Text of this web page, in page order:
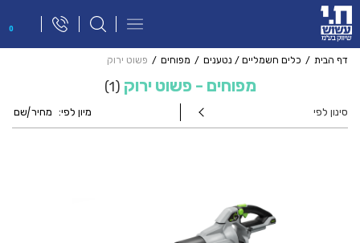
0
פתח
ניווט
דף הבית כלים חשמליים / נטענים מפוחים פשוט ירוק
מפוחים - פשוט ירוק 1
מיון לפי: מחיר|שם סינון לפי